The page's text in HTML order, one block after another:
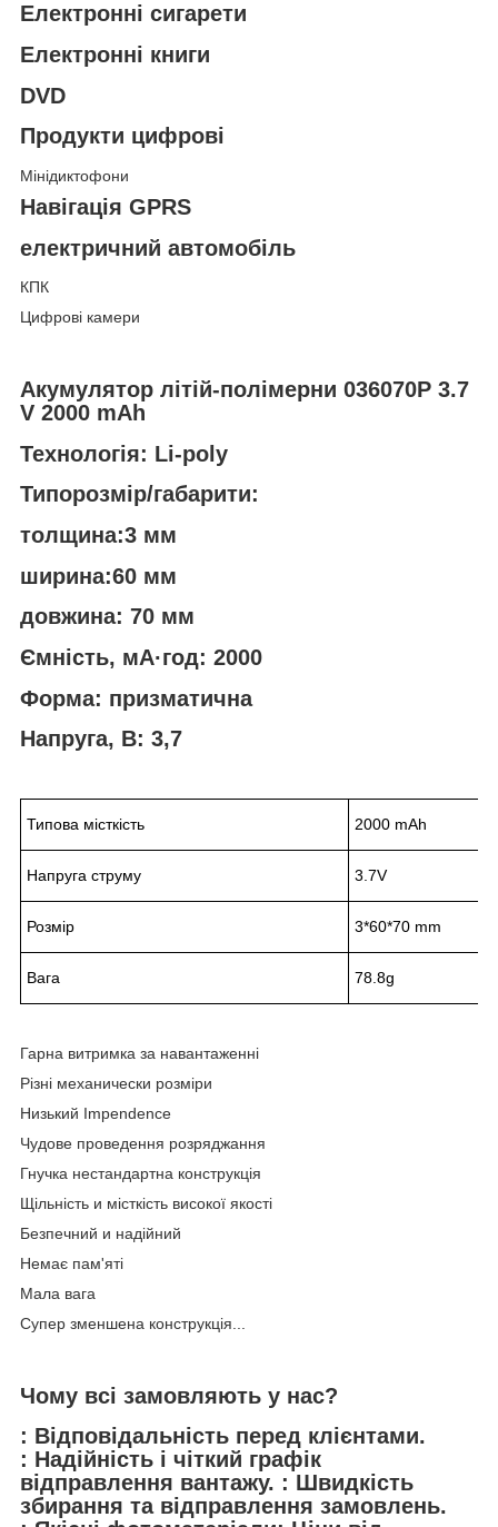
Електронні сигарети
Електронні книги
DVD
Продукти цифрові
Мінідиктофони
Навігація GPRS
електричний автомобіль
КПК
Цифрові камери
Акумулятор літій-полімерни 036070P 3.7
V 2000 mAh
Технологія: Li-poly
Типорозмір/габарити:
толщина:3 мм
ширина:60 мм
довжина: 70 мм
Ємність, мА·год: 2000
Форма: призматична
Напруга, В: 3,7
Типова місткість 2000 mAh
Напруга струму 3.7V
Розмір 3*60*70 mm
Вага 78.8g
Гарна витримка за навантаженні
Різні механически розміри
Низький Impendence
Чудове проведення розряджання
Гнучка нестандартна конструкція
Щільність и місткість високої якості
Безпечний и надійний
Немає пам'яті
Мала вага
Супер зменшена конструкція...
Чому всі замовляють у нас?
: Відповідальність перед клієнтами.
: Надійність і чіткий графік
відправлення вантажу. : Швидкість
збирання та відправлення замовлень.